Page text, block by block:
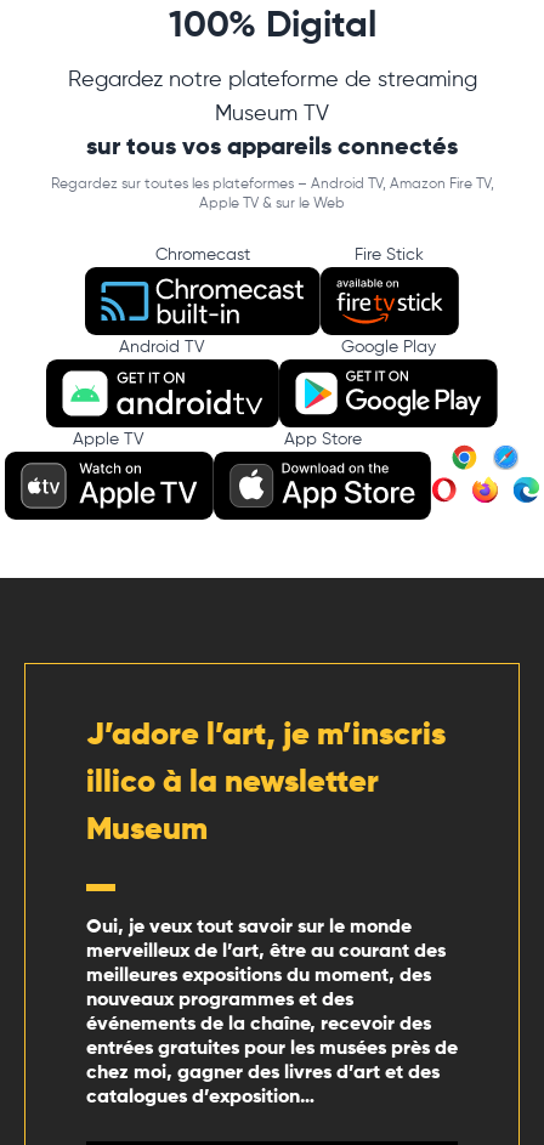
100% Digital
Regardez notre plateforme de streaming
Museum TV
sur tous vos appareils connectés
Regardez sur toutes les plateformes – Android TV, Amazon Fire TV,
Apple TV & sur le Web
Chromecast Fire Stick
Android TV Google Play
Apple TV App Store
J’adore l’art, je m’inscris
illico à la newsletter
Museum
Oui, je veux tout savoir sur le monde
merveilleux de l’art, être au courant des
meilleures expositions du moment, des
nouveaux programmes et des
événements de la chaîne, recevoir des
entrées gratuites pour les musées près de
chez moi, gagner des livres d’art et des
catalogues d’exposition…